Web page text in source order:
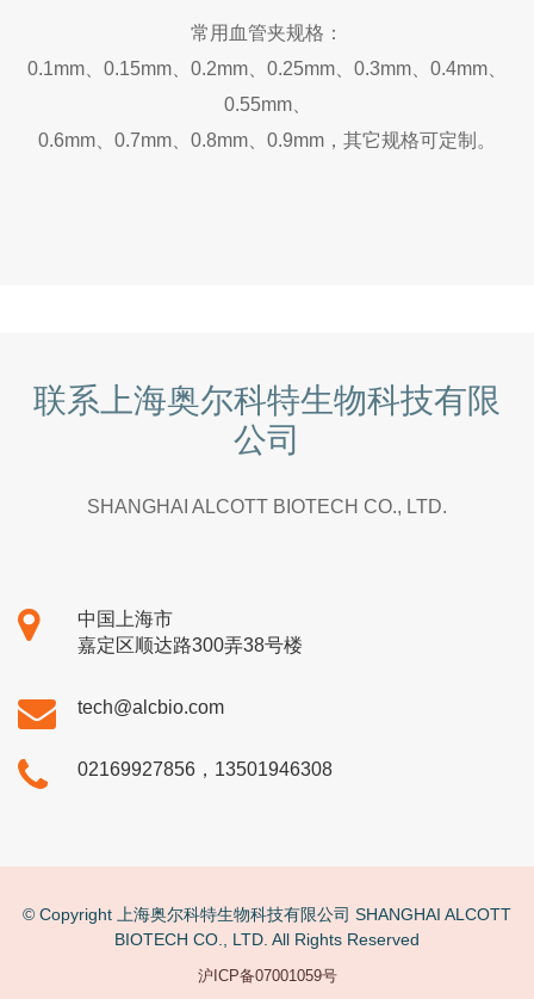
常用血管夹规格：
0.1mm、0.15mm、0.2mm、0.25mm、0.3mm、0.4mm、
0.55mm、
0.6mm、0.7mm、0.8mm、0.9mm，其它规格可定制。
联系上海奥尔科特生物科技有限
公司
SHANGHAI ALCOTT BIOTECH CO., LTD.
中国上海市
嘉定区顺达路300弄38号楼
tech@alcbio.com
02169927856，13501946308
© Copyright 上海奥尔科特生物科技有限公司 SHANGHAI ALCOTT
BIOTECH CO., LTD. All Rights Reserved
沪ICP备07001059号